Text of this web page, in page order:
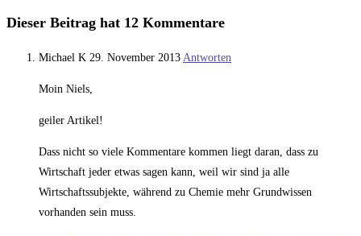
Dieser Beitrag hat 12 Kommentare
Michael K 29. November 2013 Antworten
Moin Niels,
geiler Artikel!
Dass nicht so viele Kommentare kommen liegt daran, dass zu
Wirtschaft jeder etwas sagen kann, weil wir sind ja alle
Wirtschaftssubjekte, während zu Chemie mehr Grundwissen
vorhanden sein muss.